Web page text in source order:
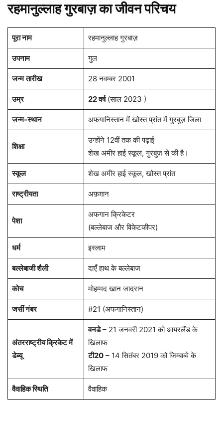
रहमानुल्लाह गुरबाज़ का जीवन परिचय
पूरा नाम रहमानुल्लाह गुरबाज़
उपनाम गुल
जन्म तारीख 28 नवम्बर 2001
उम्र 22 वर्ष(साल 2023 )
जन्म-स्थान अफगानिस्तान में खोस्त प्रांत में गुरबुज़ जिला
शिक्षा
उन्होंने 12वीं तक की पढ़ाई
शेख अमीर हाई स्कूल, गुरबुज़ से की है।
स्कूल शेख अमीर हाई स्कूल, खोस्त प्रांत
राष्ट्रीयता अफ़ग़ान
पेशा
अफगान क्रिकेटर
(बल्लेबाज और विकेटकीपर)
धर्म इस्लाम
बल्लेबाजी शैली दाएँ हाथ के बल्लेबाज
कोच मोहम्मद खान जादरान
जर्सी नंबर #21 (अफगानिस्तान)
अंतरराष्ट्रीय क्रिकेट में
डेब्यू
वनडे– 21 जनवरी 2021 को आयरलैंड के
खिलाफ
टी20– 14 सितंबर 2019 को जिम्बाब्वे के
खिलाफ
वैवाहिक स्थिति वैवाहिक